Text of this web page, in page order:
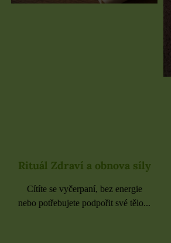
Rituál Zdraví a obnova síly
Cítíte se vyčerpaní, bez energie
nebo potřebujete podpořit své tělo...